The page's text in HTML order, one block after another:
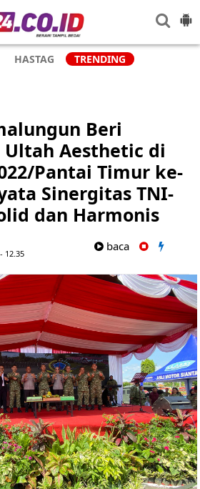
HASTAG TRENDING
Beri
Ultah Aesthetic di
Pantai Timur ke-
Sinergitas TNI-
dan Harmonis
12.35
baca